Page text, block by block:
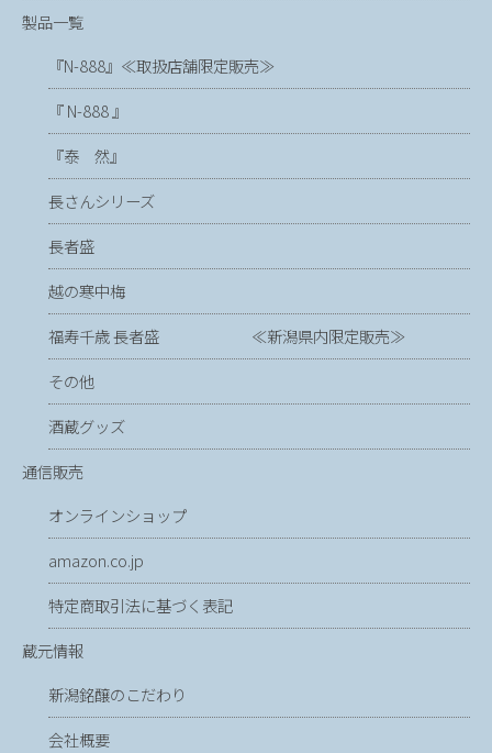
製品一覧
『N-888』≪取扱店舗限定販売≫
『 N-888 』
『泰 然』
長さんシリーズ
長者盛
越の寒中梅
福寿千歳 長者盛 ≪新潟県内限定販売≫
その他
酒蔵グッズ
通信販売
オンラインショップ
amazon.co.jp
特定商取引法に基づく表記
蔵元情報
新潟銘醸のこだわり
会社概要